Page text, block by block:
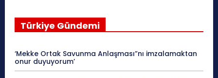
Türkiye Gündemi
‘Mekke Ortak Savunma Anlaşması”nı imzalamaktan
onur duyuyorum’